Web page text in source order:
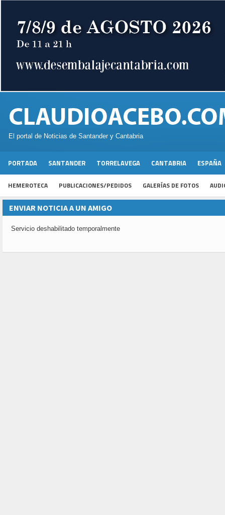
El portal de Noticias de Santander y Cantabria
PORTADA SANTANDER TORRELAVEGA CANTABRIA ESPAÑA
HEMEROTECA PUBLICACIONES/PEDIDOS GALERÍAS DE FOTOS
ENVIAR NOTICIA A UN AMIGO
Servicio deshabilitado temporalmente